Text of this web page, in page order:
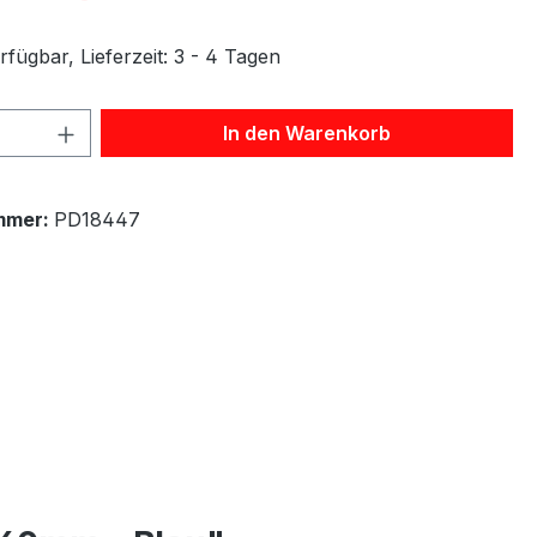
Lieferzeit: 3 - 4 Tagen
Anzahl: Gib den gewünschten Wert
In den Warenkorb
PD18447